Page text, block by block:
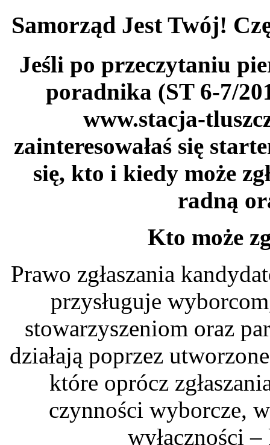
Samorząd Jest Twój!
Jeśli po przeczytaniu
poradnika (ST 6-7/
www.stacja-
zainteresowałaś się
się, kto i kiedy może
radną
Kto może
Prawo zgłaszania
przysługuje
stowarzyszeniom oraz
działają poprzez
które oprócz
czynności wyborcze,
wyłączności